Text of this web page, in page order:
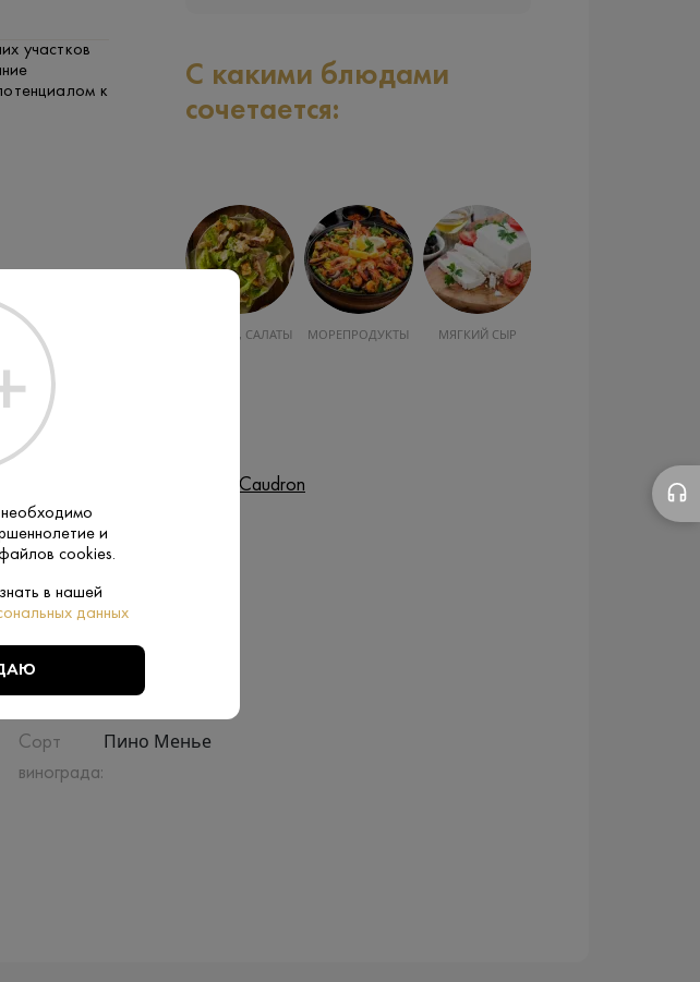
участков
к
С какими блюдами
сочетается:
ЯГОДЫ ЗАКУСКА, САЛАТЫ МОРЕПРОДУКТЫ МЯГКИЙ СЫР
Champagne Dom Caudron
Сахар: Сухое
Подарочная
0.75 L
Сорт
винограда:
Пино Менье
и
cookies.
в нашей
данных